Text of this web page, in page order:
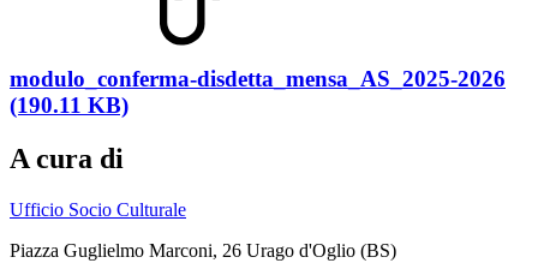
modulo_conferma-disdetta_mensa_AS_2025-2026
(190.11 KB)
A cura di
Ufficio Socio Culturale
Piazza Guglielmo Marconi, 26 Urago d'Oglio (BS)